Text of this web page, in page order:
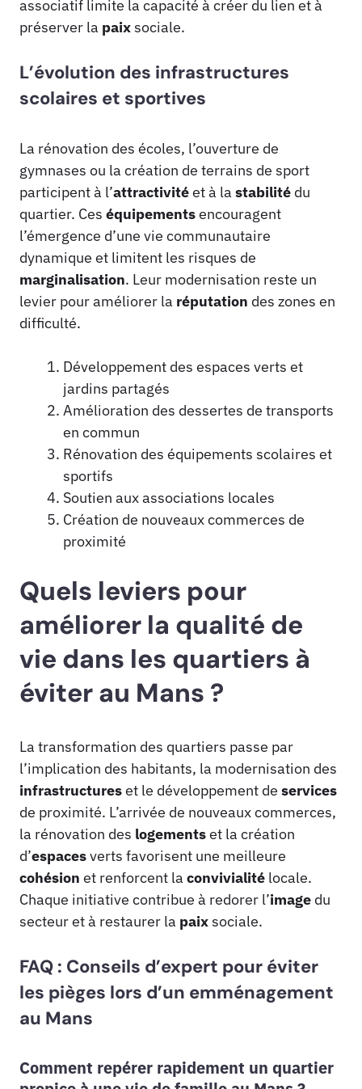
associatif limite la capacité à créer du lien et à
préserver la paixsociale.
L’évolution des infrastructures
scolaires et sportives
La rénovation des écoles, l’ouverture de
gymnases ou la création de terrains de sport
participent à l’attractivitéet à la stabilité du
quartier. Ces équipementsencouragent
l’émergence d’une vie communautaire
dynamique et limitent les risques de
marginalisation. Leur modernisation reste un
levier pour améliorer la réputation des zones en
difficulté.
Développement des espaces verts et
jardins partagés
Amélioration des dessertes de transports
en commun
Rénovation des équipements scolaires et
sportifs
Soutien aux associations locales
Création de nouveaux commerces de
proximité
Quels leviers pour
améliorer la qualité de
vie dans les quartiers à
éviter au Mans ?
La transformation des quartiers passe par
l’implication des habitants, la modernisation des
infrastructureset le développement de services
de proximité. L’arrivée de nouveaux commerces,
la rénovation des logementset la création
d’espacesverts favorisent une meilleure
cohésion et renforcent la convivialité locale.
Chaque initiative contribue à redorer l’image du
secteur et à restaurer la paixsociale.
FAQ : Conseils d’expert pour éviter
les pièges lors d’un emménagement
au Mans
Comment repérer rapidement un quartier